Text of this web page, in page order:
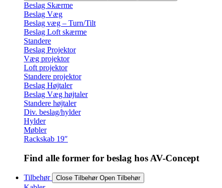
Beslag Skærme
Beslag Væg
Beslag væg – Turn/Tilt
Beslag Loft skærme
Standere
Beslag Projektor
Væg projektor
Loft projektor
Standere projektor
Beslag Højtaler
Beslag Væg højtaler
Standere højtaler
Div. beslag/hylder
Hylder
Møbler
Rackskab 19″
Find alle former for beslag hos AV-Concept
Tilbehør Close Tilbehør Open Tilbehør